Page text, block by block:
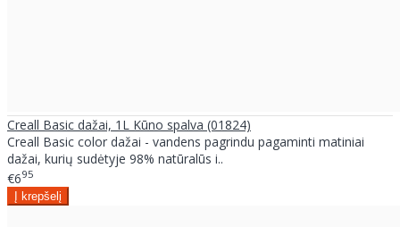
Creall Basic dažai, 1L Kūno spalva (01824)
Creall Basic color dažai - vandens pagrindu pagaminti matiniai
dažai, kurių sudėtyje 98% natūralūs i..
€695